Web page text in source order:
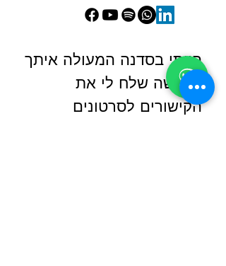
הייתי בסדנה המעולה איתך